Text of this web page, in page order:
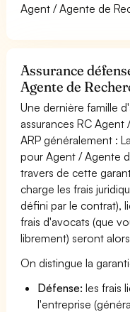
Agent / Agente de
Assurance
Agente de
Une dernière famille
assurances RC
ARP généralement :
pour Agent / Agente
travers de cette
charge les frais
défini par le contrat),
frais d'avocats (que
librement) seront
On distingue la
Défense: les frais
l'entreprise